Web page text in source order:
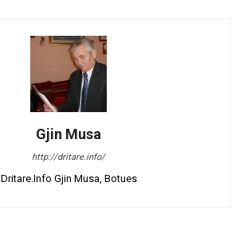
Gjin Musa
http://dritare.info/
Dritare.Info Gjin Musa, Botues